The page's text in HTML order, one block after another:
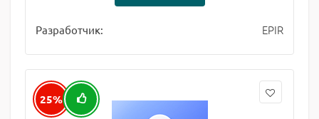
Разработчик: EPIR
25%